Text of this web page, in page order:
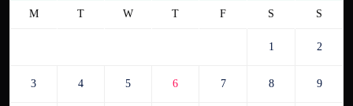
M T W T F S S
1 2
3 4 5 6 7 8 9